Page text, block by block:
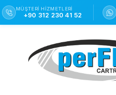
MÜŞTERI HIZMETLERI
+90 312 230 41 52